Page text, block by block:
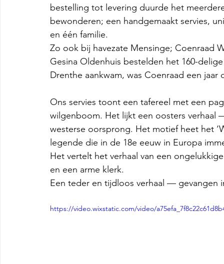
bestelling tot levering duurde het
bewonderen; een handgemaakt servies,
en één familie.
Zo ook bij havezate Mensinge; Coenraad
Gesina Oldenhuis bestelden het 160-
Drenthe aankwam, was Coenraad een
Ons servies toont een tafereel met een
wilgenboom. Het lijkt een oosters
westerse oorsprong. Het motief heet het
legende die in de 18e eeuw in Europa
Het vertelt het verhaal van een
en een arme klerk.
Een teder en tijdloos verhaal — gevangen
https://video.wixstatic.com/video/